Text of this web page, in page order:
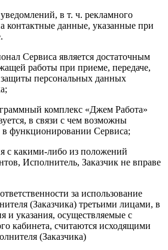
в т. ч. рекламного
контактные данные, указанные при
Сервиса является достаточным
работы при приеме, передаче,
персональных данных
комплекс «Джем Работа»
в связи с чем возможны
функционировании Сервиса;
с какими-либо из положений
Исполнитель, Заказчик не вправе
за использование
(Заказчика) третьими лицами, в
и указания, осуществляемые с
кабинета, считаются исходящими
(Заказчика)